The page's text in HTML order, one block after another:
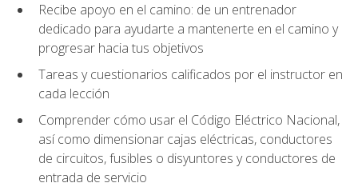
Recibe apoyo en el camino: de un entrenador
dedicado para ayudarte a mantenerte en el camino y
progresar hacia tus objetivos
Tareas y cuestionarios calificados por el instructor en
cada lección
Comprender cómo usar el Código Eléctrico Nacional,
así como dimensionar cajas eléctricas, conductores
de circuitos, fusibles o disyuntores y conductores de
entrada de servicio